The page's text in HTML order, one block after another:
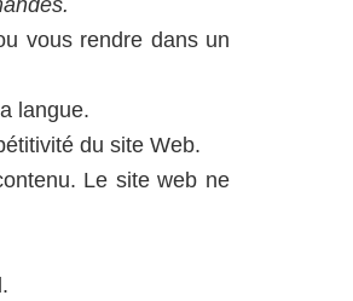
vous rendre dans un
langue.
du site Web.
Le site web ne